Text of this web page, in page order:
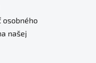
osobného
našej